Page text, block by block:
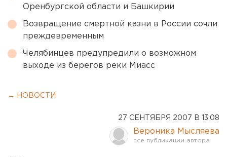
Оренбургской области и Башкирии
Возвращение смертной казни в России сочли
преждевременным
Челябинцев предупредили о возможном
выходе из берегов реки Миасс
← НОВОСТИ
27 СЕНТЯБРЯ 2007 В 13:08
Вероника Мысляева